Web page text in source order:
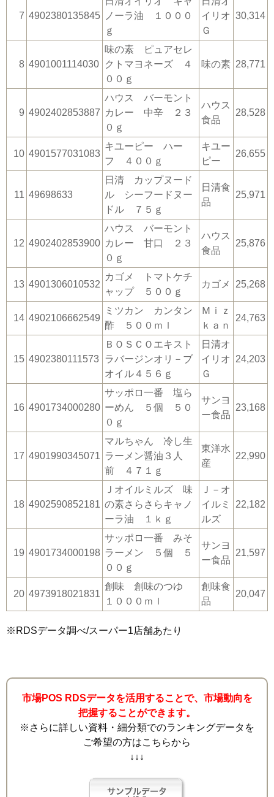
7 4902380135845
ノーラ油 １０００
ｇ
イリオ
Ｇ
30,314
8 4901001114030
味の素 ピュアセレ
クトマヨネーズ ４
００ｇ
味の素 28,771
9 4902402853887
ハウス バーモント
カレー 中辛 ２３
０ｇ
ハウス
食品
28,528
10 4901577031083
キユーピー ハー
フ ４００ｇ
キユー
ピー
26,655
11 49698633
日清 カップヌード
ル シーフードヌー
ドル ７５ｇ
日清食
品
25,971
12 4902402853900
ハウス バーモント
カレー 甘口 ２３
０ｇ
ハウス
食品
25,876
13 4901306010532
カゴメ トマトケチ
ャップ ５００ｇ
カゴメ 25,268
14 4902106662549
ミツカン カンタン
酢 ５００ｍｌ
Ｍｉｚ
ｋａｎ
24,763
15 4902380111573
ＢＯＳＣＯエキスト
ラバージンオリ－ブ
オイル４５６ｇ
日清オ
イリオ
Ｇ
24,203
16 4901734000280
サッポロ一番 塩ら
ーめん ５個 ５０
０ｇ
サンヨ
ー食品
23,168
17 4901990345071
マルちゃん 冷し生
ラーメン醤油３人
前 ４７１ｇ
東洋水
産
22,990
18 4902590852181
Ｊオイルミルズ 味
の素さらさらキャノ
ーラ油 １ｋｇ
Ｊ－オ
イルミ
ルズ
22,182
19 4901734000198
サッポロ一番 みそ
ラーメン ５個 ５
００ｇ
サンヨ
ー食品
21,597
20 4973918021831
創味 創味のつゆ
１０００ｍｌ
創味食
品
20,047
※RDSデータ調べ/スーパー1店舗あたり
市場POS RDSデータを活用することで、市場動向を
把握することができます。
※さらに詳しい資料・細分類でのランキングデータを
ご希望の方はこちらから
↓↓↓